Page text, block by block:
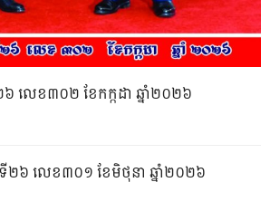
៦ លេខ៣០២ ខែកក្កដា ឆ្នាំ២០២៦
ទី២៦ លេខ៣០១ ខែមិថុនា ឆ្នាំ២០២៦